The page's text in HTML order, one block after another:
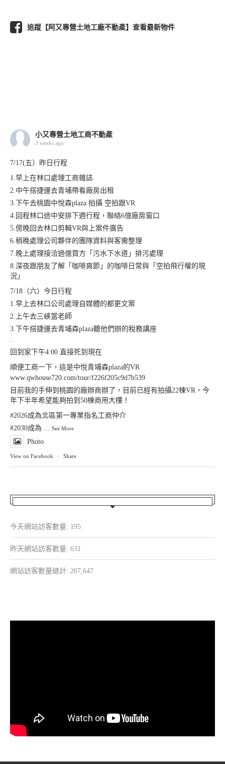
追蹤【阿又專營土地工廠不動產】查看最新物件
小又專營土地工商不動產
3 weeks ago
7/17(五）昨日行程
1.早上在林口處理工商雜誌
2.中午搭捷運去青埔帶看廠房出租
3.下午去桃園中悅森plaza 拍攝 空拍跟VR
4.回程林口途中安排下週行程，聯絡6億廠房窗口
5.傍晚回去林口剪輯VR與上案件廣告
6.稍晚處理公司夥伴的團隊資料與客需整理
7.晚上處理接洽過億買方「污水下水道」排污處理
8.深夜跟朋友了解「咖啡爽節」的咖啡日常與「空拍飛行權的現
況」
7/18（六）今日行程
1.早上去林口公司處理自媒體的都更文案
2.上午去三峽當老師
3.下午搭捷運去青埔森plaza聽他們辦的稅務講座
.
回到家下午4:00 直接死到現在
順便工商一下，這是中悅青埔森plaza的VR
www.qwhouse720.com/tour/f226f205c9d7b539
目前我的手伸到桃園的廠辦商辦了，目前已經有拍攝22棟VR，今
年下半年希望能夠拍到50棟商用大樓！
#2026成為北區第一專業指名工商仲介
#2030成為 ... See More
Photo
View on Facebook · Share
今天網站訪客數量: 195
昨天網站訪客數量: 631
網站訪客數量總計: 207,647